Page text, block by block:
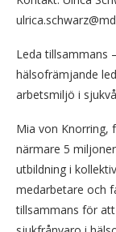
Leda tillsammans
hälsofrämjande
arbetsmiljö i
Mia von Knorring,
närmare 5
utbildning i
medarbetare och
tillsammans för